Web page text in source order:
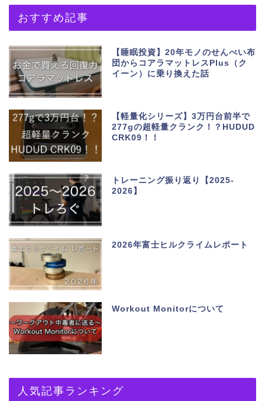
おすすめ記事
【睡眠投資】20年モノのせんべい布
団からコアラマットレスPlus（ク
イーン）に乗り換えた話
【軽量化シリーズ】3万円台前半で
277gの超軽量クランク！？HUDUD
CRK09！！
トレーニング振り返り【2025-
2026】
2026年富士ヒルクライムレポート
Workout Monitorについて
人気記事ランキング